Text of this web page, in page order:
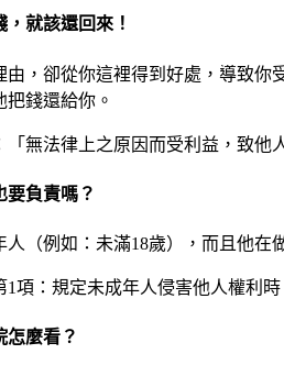
就該還回來！
由，卻從你這裡得到好處，導致
錢還給你。
「無法律上之原因而受利益，致
要負責嗎？
（例如：未滿18歲），而且他
1項：規定未成年人侵害他人權利
怎麼看？